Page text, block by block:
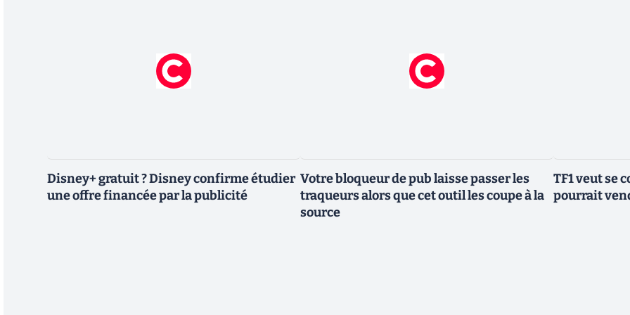
Disney+ gratuit ? Disney confirme étudier
une offre financée par la publicité
Votre bloqueur de pub laisse passer les
traqueurs alors que cet outil les coupe à la
source
TF1 veut se
pourrait